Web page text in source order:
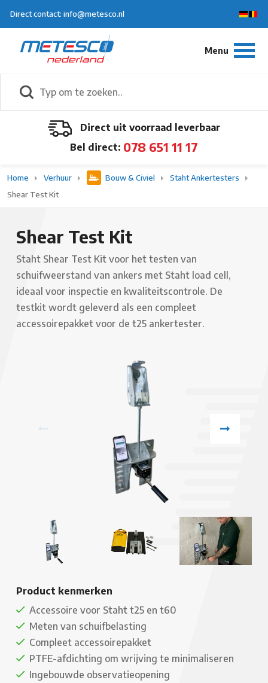
Direct contact: info@metesco.nl
Direct uit voorraad leverbaar
Bel direct: 078 651 11 17
Home Verhuur Bouw & Civiel
Staht Ankertesters
Shear Test Kit
Shear Test Kit
Staht Shear Test Kit voor het testen van
schuifweerstand van ankers met Staht load cell,
ideaal voor inspectie en kwaliteitscontrole. De
testkit wordt geleverd als een compleet
accessoirepakket voor de t25 ankertester.
Product kenmerken
Accessoire voor Staht t25 en t60
Meten van schuifbelasting
Compleet accessoirepakket
PTFE-afdichting om wrijving te minimaliseren
Ingebouwde observatieopening